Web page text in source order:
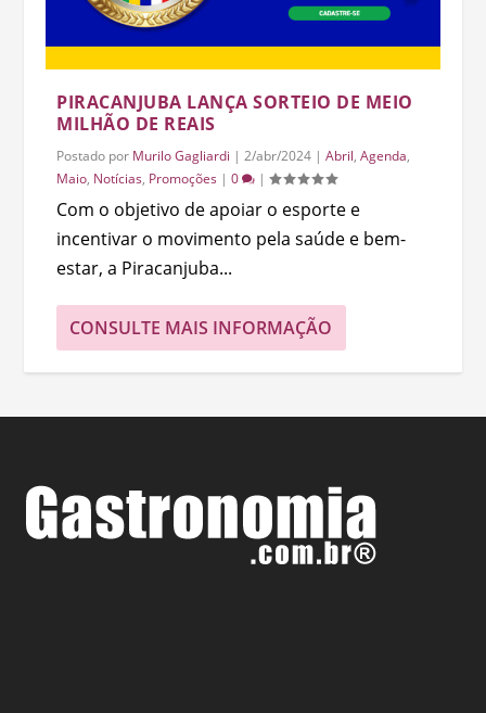
PIRACANJUBA LANÇA SORTEIO DE MEIO
MILHÃO DE REAIS
Postado por Murilo Gagliardi |2/abr/2024 |Abril,Agenda,
Maio, Notícias, Promoções |0 |
Com o objetivo de apoiar o esporte e
incentivar o movimento pela saúde e bem-
estar, a Piracanjuba...
CONSULTE MAIS INFORMAÇÃO